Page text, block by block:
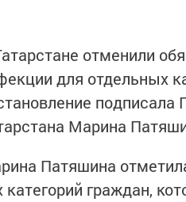
отменили
для отдельных
подписала
Марина
Патяшина
категорий граждан,